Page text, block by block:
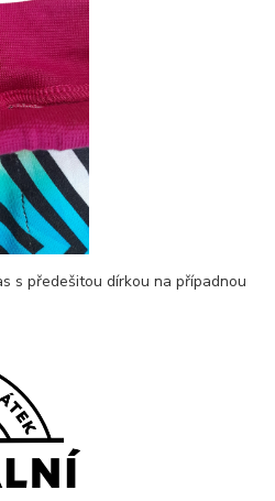
s předešitou dírkou na případnou